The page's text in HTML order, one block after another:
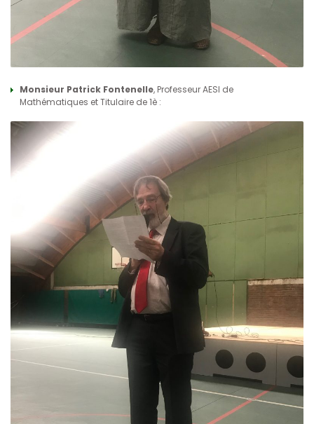
Monsieur Patrick Fontenelle, Professeur AESI de
Mathématiques et Titulaire de 1è :